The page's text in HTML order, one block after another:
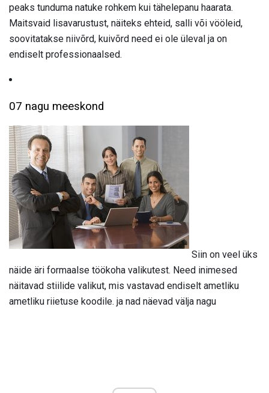
peaks tunduma natuke rohkem kui tähelepanu haarata.
Maitsvaid lisavarustust, näiteks ehteid, salli või vööleid,
soovitatakse niivõrd, kuivõrd need ei ole üleval ja on
endiselt professionaalsed.
07 nagu meeskond
Siin on veel üks
näide äri formaalse töökoha valikutest. Need inimesed
näitavad stiilide valikut, mis vastavad endiselt ametliku
ametliku riietuse koodile. ja nad näevad välja nagu